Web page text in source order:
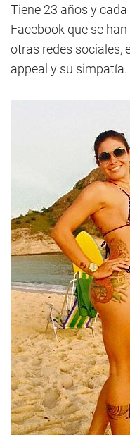
Tiene 23 años y
Facebook que se
otras redes sociales,
appeal y su simpatía.